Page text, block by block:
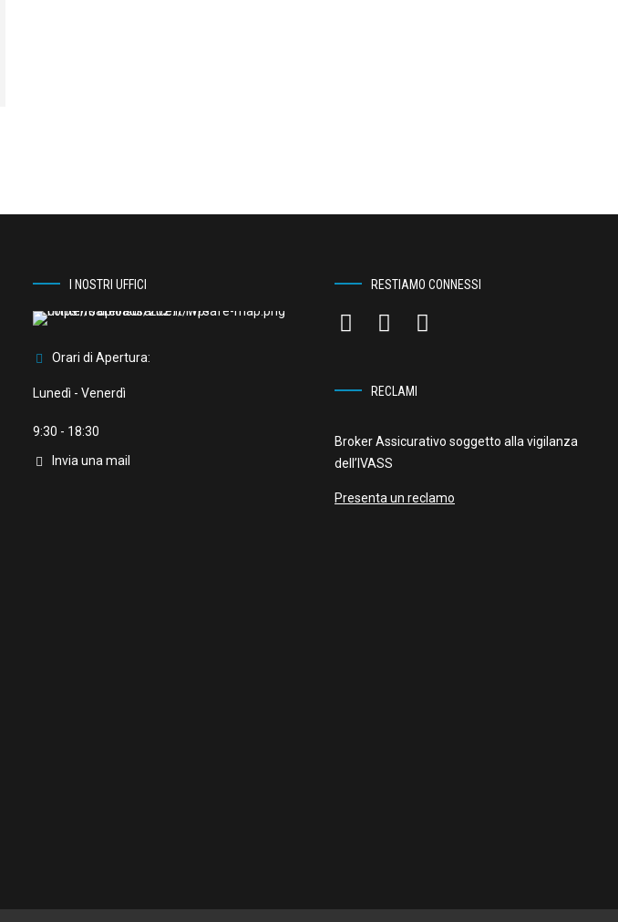
I NOSTRI UFFICI
Orari di Apertura:
Lunedì - Venerdì
9:30 - 18:30
Invia una mail
RESTIAMO CONNESSI
RECLAMI
Broker Assicurativo soggetto alla vigilanza
dell’IVASS
Presenta un reclamo